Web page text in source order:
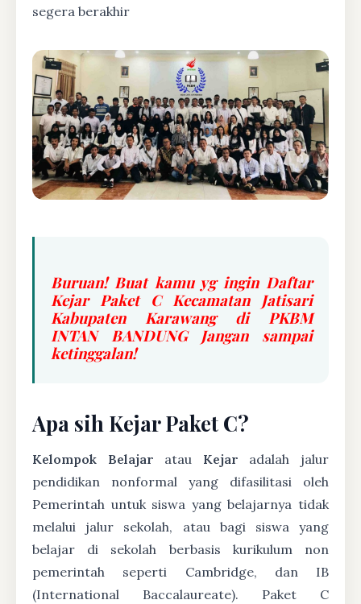
segera berakhir
Buruan! Buat kamu yg ingin Daftar
Kejar Paket C Kecamatan Jatisari
Kabupaten Karawang di PKBM
INTAN BANDUNG Jangan sampai
ketinggalan!
Apa sih Kejar Paket C?
Kelompok Belajar atau Kejar adalah jalur
pendidikan nonformal yang difasilitasi oleh
Pemerintah untuk siswa yang belajarnya tidak
melalui jalur sekolah, atau bagi siswa yang
belajar di sekolah berbasis kurikulum non
pemerintah seperti Cambridge, dan IB
(International Baccalaureate). Paket C